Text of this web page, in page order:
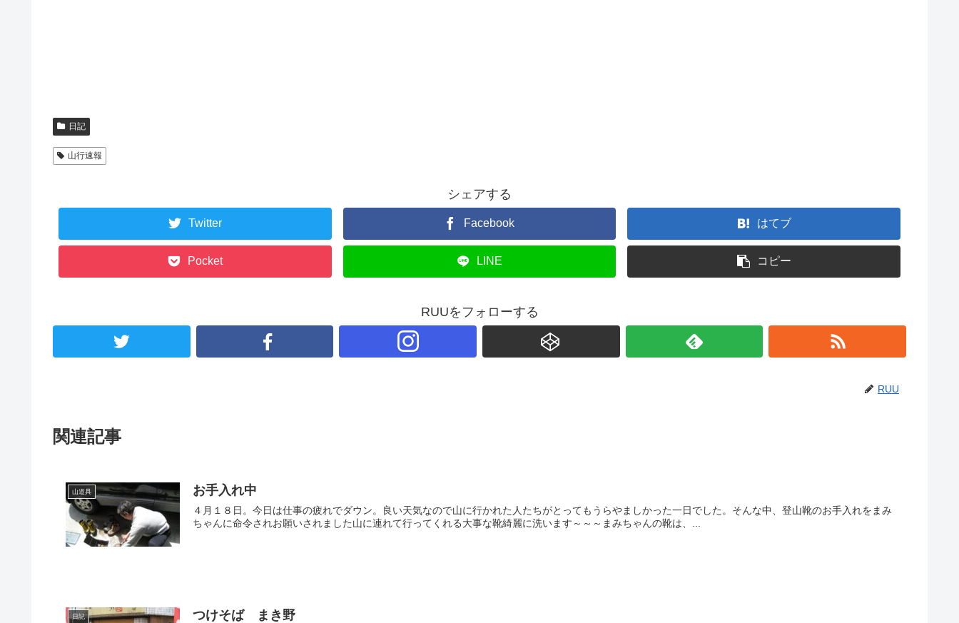
日記
山行速報
シェアする
Twitter Facebook はてブ
Pocket LINE コピー
RUUをフォローする
RUU
関連記事
山道具 お手入れ中
４月１８日。今日は仕事の疲れでダウン。良い天気なので山に行かれた人たちがとってもうらやましかった一日でした。そんな中、登山靴のお手入れをまみ
ちゃんに命令されお願いされました山に連れて行ってくれる大事な靴綺麗に洗います～～～まみちゃんの靴は、...
日記 つけそば まき野